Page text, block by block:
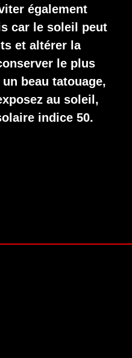
également
car le soleil peut
et altérer la
le plus
beau tatouage,
au soleil,
indice 50.